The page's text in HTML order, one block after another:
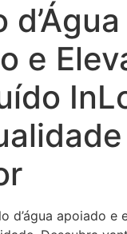
e
d’água apoiado e